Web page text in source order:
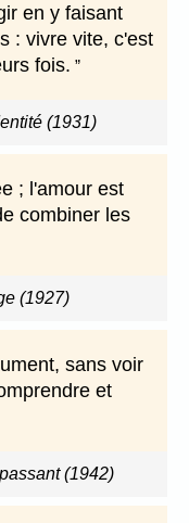
en y faisant
: vivre vite, c'est
fois.
(1931)
; l'amour est
combiner les
(1927)
sans voir
et
(1942)